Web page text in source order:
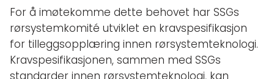
For å imøtekomme dette behovet har SSGs
rørsystemkomité utviklet en kravspesifikasjon
for tilleggsopplæring innen rørsystemteknologi.
Kravspesifikasjonen, sammen med SSGs